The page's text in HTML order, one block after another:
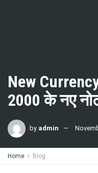
New
2000 के नए
by admin
Home Blog